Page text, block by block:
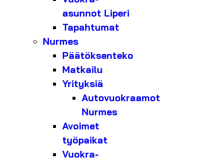
asunnot Liperi
Tapahtumat
Nurmes
Päätöksenteko
Matkailu
Yrityksiä
Autovuokraamot
Nurmes
Avoimet
työpaikat
Vuokra-